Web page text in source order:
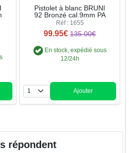
Pistolet à blanc BRUNI
92 Bronzé cal.9mm PA
Réf : 1655
99.95€ 135.00€
En stock, expédié sous
12/24h
Quantité
Ajouter
répondent